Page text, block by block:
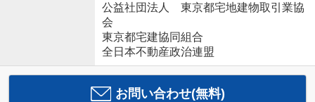
公益社団法人 東京都宅地建物取引業協
会
東京都宅建協同組合
全日本不動産政治連盟
お問い合わせ(無料)